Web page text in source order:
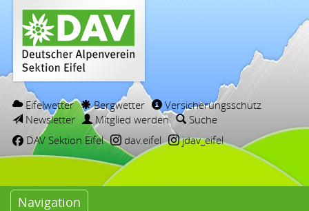
Eifelwetter Bergwetter
Versicherungsschutz
Newsletter
Mitglied werden
Suche
DAV Sektion Eifel
dav.eifel jdav_eifel
Navigation